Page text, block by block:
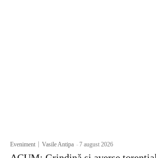
Eveniment Vasile Antipa -7 august 2026